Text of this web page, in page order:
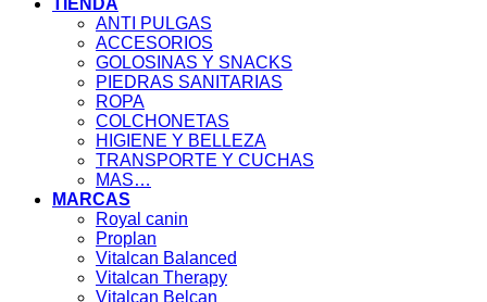
TIENDA
ANTI PULGAS
ACCESORIOS
GOLOSINAS Y SNACKS
PIEDRAS SANITARIAS
ROPA
COLCHONETAS
HIGIENE Y BELLEZA
TRANSPORTE Y CUCHAS
MAS…
MARCAS
Royal canin
Proplan
Vitalcan Balanced
Vitalcan Therapy
Vitalcan Belcan